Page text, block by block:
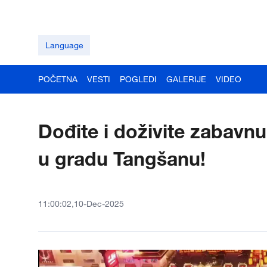
Language
POČETNA VESTI POGLEDI GALERIJE VIDEO
Dođite i doživite
u gradu Tangšanu!
11:00:02,10-Dec-2025